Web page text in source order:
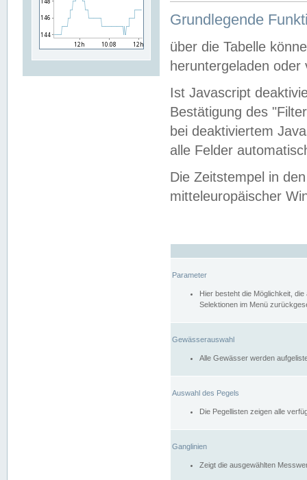
Grundlegende
über die Tabelle
heruntergeladen oder
Ist Javascript
Bestätigung des
bei deaktiviertem
alle Felder
Die Zeitstempel in
mitteleuropäischer
Parameter
Hier besteht die Möglichkeit,
Selektionen im Menü
Gewässerauswahl
Alle Gewässer werden
Auswahl des Pegels
Die Pegellisten zeigen alle
Ganglinien
Zeigt die ausgewählten